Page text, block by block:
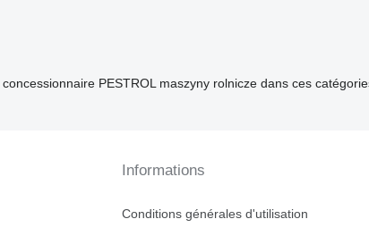
PESTROL maszyny rolnicze dans ces
Informations
Conditions générales d'utilisation